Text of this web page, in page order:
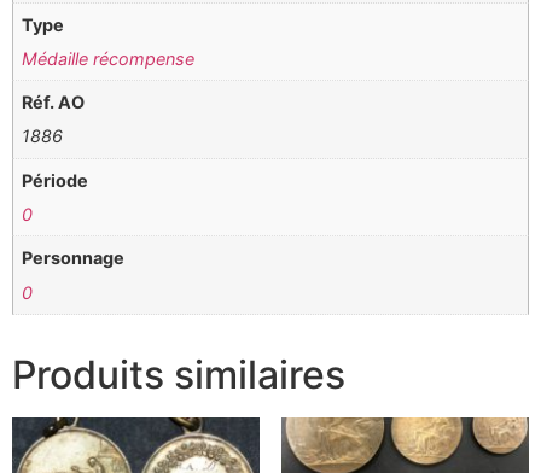
Type
Médaille récompense
Réf. AO
1886
Période
0
Personnage
0
Produits similaires